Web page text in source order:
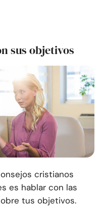
sus objetivos
cristianos
es hablar con las
tus objetivos.